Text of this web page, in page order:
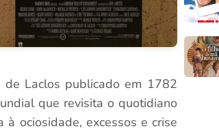
de Laclos publicado em 1782
que revisita o quotidiano
à ociosidade, excessos e crise